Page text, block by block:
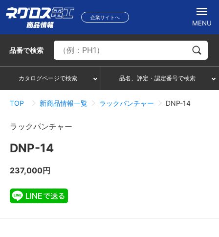
企業サイトへ
MENU
品番で検索
カタログページで検索 品名、評定・認定番号で検索
TOP 新商品情報一覧 ラックパンチャー DNP-14
ラックパンチャー
DNP-14
237,000円